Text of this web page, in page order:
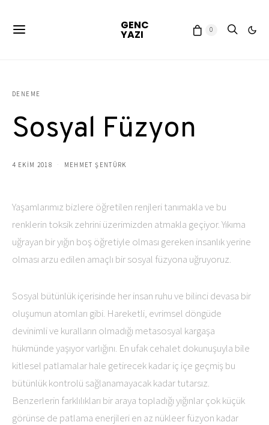
GENC
YAZI 0
DENEME
Sosyal Füzyon
4 EKIM 2018 MEHMET ŞENTÜRK
Yaşamlarımız bizlere öğretilen renjleri tanımakla ve bu
renklerin toksik zehrini üzerimizden atmakla geçiyor. Yıkıma
uğrayan bir yığın boş öğretiyle olması gereken insanlık yerine
olması arzu edilen amaçlı bir sosyal füzyona uğruyoruz.
Sosyal bütünlük içerisinde her insan ruhu ve bilinci devasa bir
oluşumun atomları gibi. Hareketli, evrimsel döngüde
devinimli ve kuralların olmadığı metasosyal kargaşa
hükmünde yaşıyor varlığını. En ufak cehalet dokunuşuyla bile
kitlesel patlamalar hale getirecek kadar iç içe geçmiş bu
bütünlük kontrolü sağlanamayacak kadar tutarsız.
Benzerlerin farklılıkları bir araya topladığı yığınlar çok küçük
görünse de patlama enerjileri en az nükleer füzyon kadar